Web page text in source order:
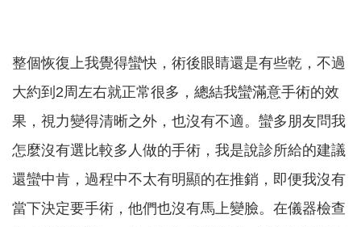
整個恢復上我覺得蠻快，術後眼睛還是有些乾，不過
大約到2周左右就正常很多，總結我蠻滿意手術的效
果，視力變得清晰之外，也沒有不適。蠻多朋友問我
怎麼沒有選比較多人做的手術，我是說診所給的建議
還蠻中肯，過程中不太有明顯的在推銷，即便我沒有
當下決定要手術，他們也沒有馬上變臉。在儀器檢查